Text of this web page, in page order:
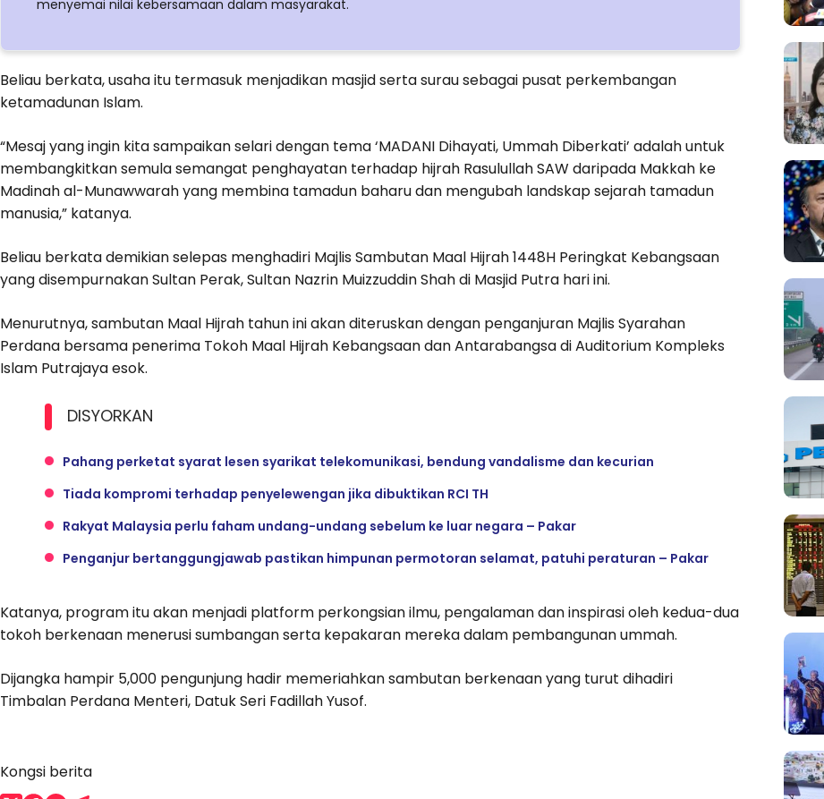
menyemai nilai kebersamaan dalam masyarakat.
Beliau berkata, usaha itu termasuk menjadikan masjid serta surau sebagai pusat perkembangan
ketamadunan Islam.
“Mesaj yang ingin kita sampaikan selari dengan tema ‘MADANI Dihayati, Ummah Diberkati’ adalah untuk
membangkitkan semula semangat penghayatan terhadap hijrah Rasulullah SAW daripada Makkah ke
Madinah al-Munawwarah yang membina tamadun baharu dan mengubah landskap sejarah tamadun
manusia,” katanya.
Beliau berkata demikian selepas menghadiri Majlis Sambutan Maal Hijrah 1448H Peringkat Kebangsaan
yang disempurnakan Sultan Perak, Sultan Nazrin Muizzuddin Shah di Masjid Putra hari ini.
Menurutnya, sambutan Maal Hijrah tahun ini akan diteruskan dengan penganjuran Majlis Syarahan
Perdana bersama penerima Tokoh Maal Hijrah Kebangsaan dan Antarabangsa di Auditorium Kompleks
Islam Putrajaya esok.
DISYORKAN
Pahang perketat syarat lesen syarikat telekomunikasi, bendung vandalisme dan kecurian
Tiada kompromi terhadap penyelewengan jika dibuktikan RCI TH
Rakyat Malaysia perlu faham undang-undang sebelum ke luar negara – Pakar
Penganjur bertanggungjawab pastikan himpunan permotoran selamat, patuhi peraturan – Pakar
Katanya, program itu akan menjadi platform perkongsian ilmu, pengalaman dan inspirasi oleh kedua-dua
tokoh berkenaan menerusi sumbangan serta kepakaran mereka dalam pembangunan ummah.
Dijangka hampir 5,000 pengunjung hadir memeriahkan sambutan berkenaan yang turut dihadiri
Timbalan Perdana Menteri, Datuk Seri Fadillah Yusof.
Kongsi berita